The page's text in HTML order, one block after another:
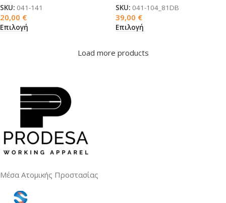
SKU: 041-141
20,00 €
Επιλογή
SKU: 041-104_81DB
39,00 €
Επιλογή
Load more products
Μέσα Ατομικής Προστασίας